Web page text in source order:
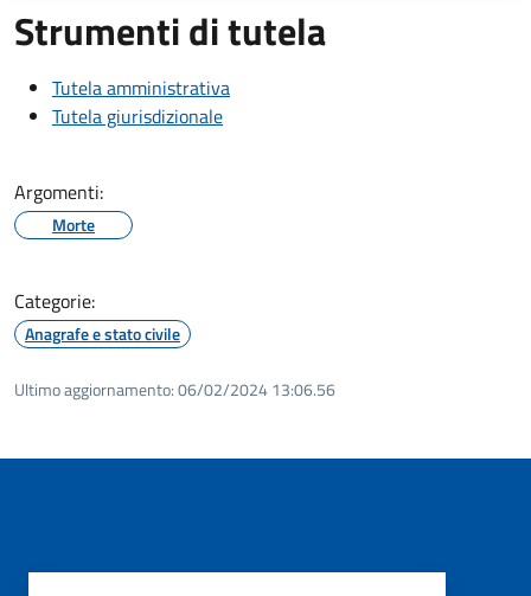
Strumenti di tutela
Tutela amministrativa
Tutela giurisdizionale
Argomenti:
Morte
Categorie:
Anagrafe e stato civile
Ultimo aggiornamento:06/02/2024 13:06.56